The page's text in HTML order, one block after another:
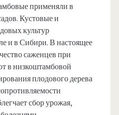
применяли в
Кустовые и
культур
и в Сибири. В настоящее
саженцев при
в низкоштамбовой
плодового дерева
сбор урожая,